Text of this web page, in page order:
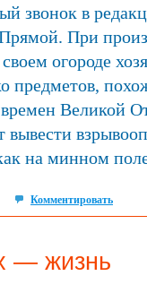
звонок в
При
огороде
предметов,
Великой
на минном
Комментировать
— жизнь